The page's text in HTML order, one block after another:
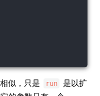
似，只是 run
是以扩